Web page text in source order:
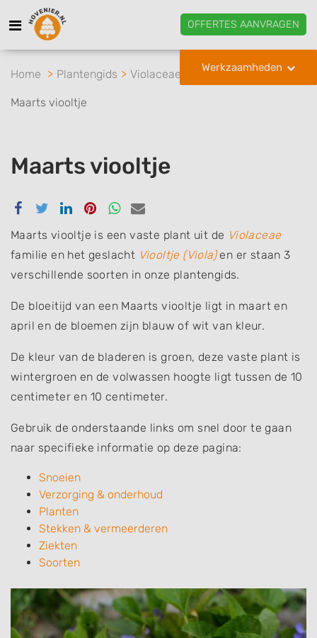
OFFERTES AANVRAGEN
Werkzaamheden
Home Plantengids Violaceae Viooltje
Maarts viooltje
Maarts viooltje
Delen
Facebook
Delen
Twitter
Delen
Linkedin
Delen
Pinterest
Delen
Whatsapp
Delen
email
Maarts viooltje is een vaste plant uit de Violaceae
familie en het geslacht Viooltje (Viola)en er staan 3
verschillende soorten in onze plantengids.
De bloeitijd van een Maarts viooltje ligt in maart en
april en de bloemen zijn blauw of wit van kleur.
De kleur van de bladeren is groen, deze vaste plant is
wintergroen en de volwassen hoogte ligt tussen de 10
centimeter en 10 centimeter.
Gebruik de onderstaande links om snel door te gaan
naar specifieke informatie op deze pagina:
Snoeien
Verzorging & onderhoud
Planten
Stekken & vermeerderen
Ziekten
Soorten